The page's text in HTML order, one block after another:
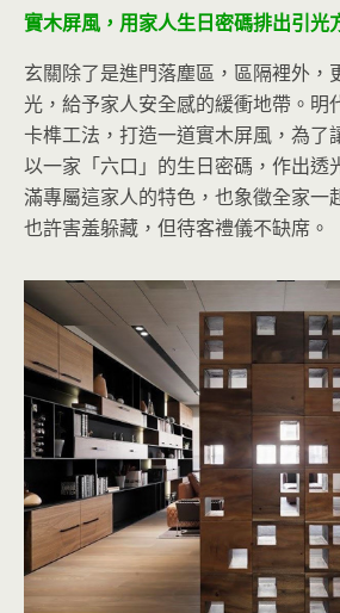
實木屏風，用家人生日密碼排出引光
玄關除了是進門落塵區，區隔裡外，
光，給予家人安全感的緩衝地帶。明
卡榫工法，打造一道實木屏風，為了
以一家「六口」的生日密碼，作出透
滿專屬這家人的特色，也象徵全家一
也許害羞躲藏，但待客禮儀不缺席。